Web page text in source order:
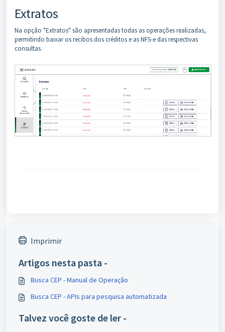
Extratos
Na opção "Extratos" são apresentadas todas as operações realizadas,
permitindo baixar os recibos dos créditos e as NFS-e das respectivas
consultas.
Imprimir
Artigos nesta pasta -
Busca CEP - Manual de Operação
Busca CEP - APIs para pesquisa automatizada
Talvez você goste de ler -